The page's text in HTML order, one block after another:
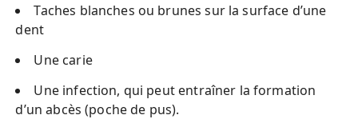
Taches blanches ou brunes sur la surface d’une
dent
Une carie
Une infection, qui peut entraîner la formation
d’un abcès (poche de pus).